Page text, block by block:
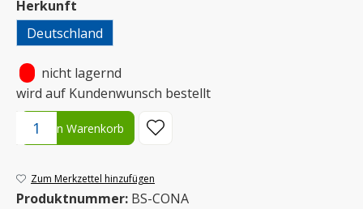
Herkunft
Deutschland
nicht lagernd
wird auf Kundenwunsch bestellt
Produkt Anzahl: Gib den gewünschten Wert ein oder benutze
In den Warenkorb
Zum Merkzettel hinzufügen
Produktnummer: BS-CONA